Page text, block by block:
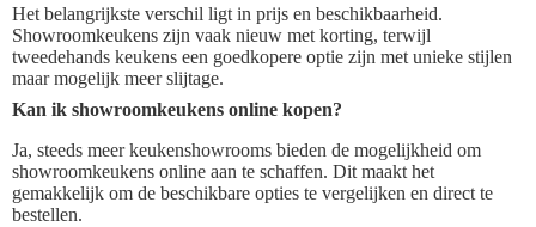
Het belangrijkste verschil ligt in prijs en beschikbaarheid.
Showroomkeukens zijn vaak nieuw met korting, terwijl
tweedehands keukens een goedkopere optie zijn met unieke stijlen
maar mogelijk meer slijtage.
Kan ik showroomkeukens online kopen?
Ja, steeds meer keukenshowrooms bieden de mogelijkheid om
showroomkeukens online aan te schaffen. Dit maakt het
gemakkelijk om de beschikbare opties te vergelijken en direct te
bestellen.